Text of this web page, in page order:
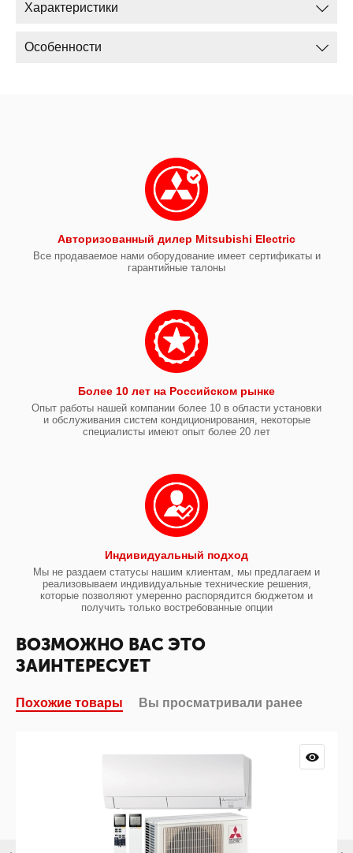
Характеристики
Особенности
Авторизованный дилер Mitsubishi Electric
Все продаваемое нами оборудование имеет сертификаты и
гарантийные талоны
Более 10 лет на Российском рынке
Опыт работы нашей компании более 10 в области установки
и обслуживания систем кондиционирования, некоторые
специалисты имеют опыт более 20 лет
Индивидуальный подход
Мы не раздаем статусы нашим клиентам, мы предлагаем и
реализовываем индивидуальные технические решения,
которые позволяют умеренно распорядится бюджетом и
получить только востребованные опции
ВОЗМОЖНО ВАС ЭТО
ЗАИНТЕРЕСУЕТ
Похожие товары Вы просматривали ранее